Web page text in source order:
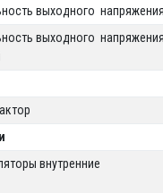
выходного
выходного
внутренние